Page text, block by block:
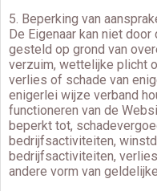
5. Beperking van
De Eigenaar kan niet
gesteld op grond van
verzuim, wettelijke plicht
verlies of schade van
enigerlei wijze verband
functioneren van de
beperkt tot,
bedrijfsactiviteiten,
bedrijfsactiviteiten,
andere vorm van